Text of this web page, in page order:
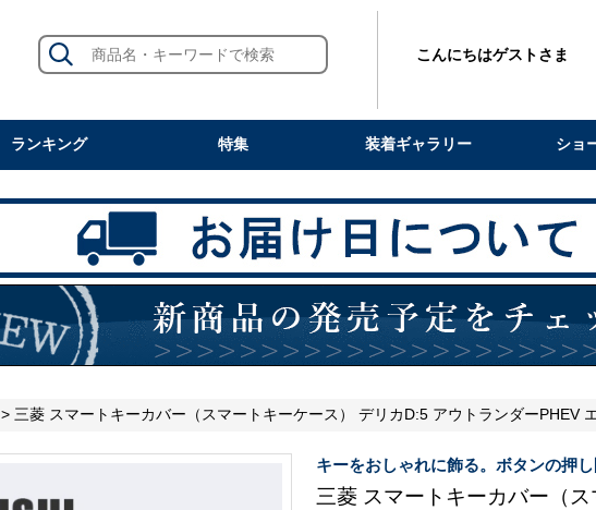
こんにちはゲストさま
ランキング 特集 装着ギャラリー ショ
> 三菱 スマートキーカバー（スマートキーケース） デリカD:5 アウトランダーPHEV
キーをおしゃれに飾る。ボタンの押
三菱 スマートキーカバー（